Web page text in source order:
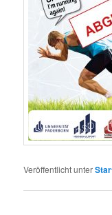
Veröffentlicht unter